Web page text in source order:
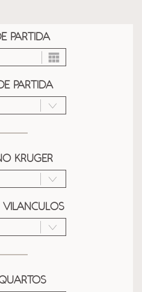
PARTIDA
PARTIDA
KRUGER
VILANCULOS